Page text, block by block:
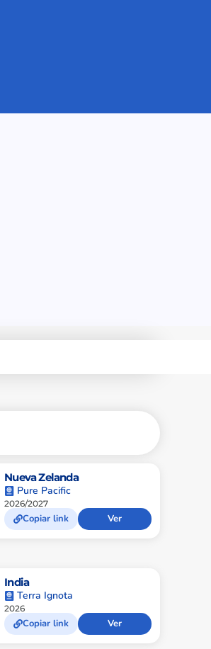
Nueva Zelanda
Pure Pacific
2026/2027
Copiar link Ver
India
Terra Ignota
2026
Copiar link Ver